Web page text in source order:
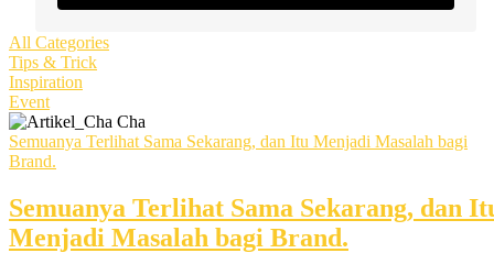
All Categories
Tips & Trick
Inspiration
Event
Semuanya Terlihat Sama Sekarang, dan Itu Menjadi Masalah bagi
Brand.
Semuanya Terlihat Sama Sekarang, dan
Menjadi Masalah bagi Brand.